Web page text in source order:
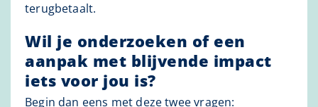
terugbetaalt.
Wil je onderzoeken of een
aanpak met blijvende impact
iets voor jou is?
Begin dan eens met deze twee vragen: